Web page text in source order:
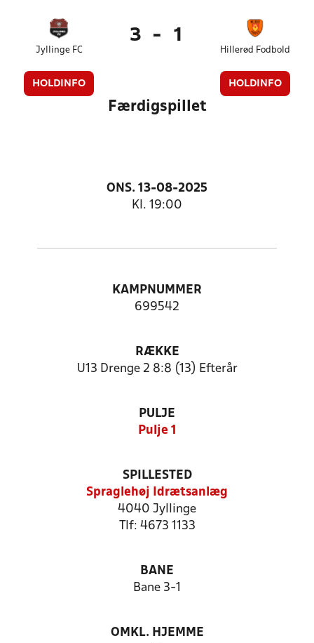
Jyllinge FC
HOLDINFO
3 - 1
Hillerød Fodbold
HOLDINFO
Færdigspillet
ONS. 13-08-2025
Kl. 19:00
KAMPNUMMER
699542
RÆKKE
U13 Drenge 2 8:8 (13) Efterår
PULJE
Pulje 1
SPILLESTED
Spraglehøj Idrætsanlæg
4040 Jyllinge
Tlf: 4673 1133
BANE
Bane 3-1
OMKL. HJEMME